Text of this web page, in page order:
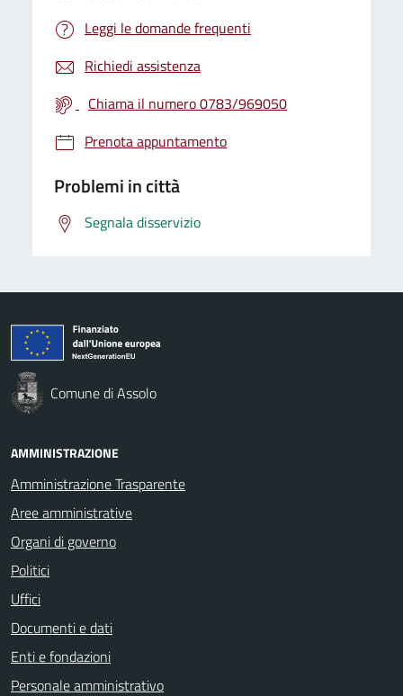
Leggi le domande frequenti
Richiedi assistenza
Chiama il numero 0783/969050
Prenota appuntamento
Problemi in città
Segnala disservizio
Comune di Assolo
AMMINISTRAZIONE
Amministrazione Trasparente
Aree amministrative
Organi di governo
Politici
Uffici
Documenti e dati
Enti e fondazioni
Personale amministrativo